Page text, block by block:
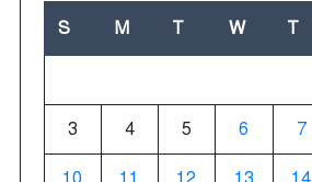
S M T W T
3 4 5 6 7